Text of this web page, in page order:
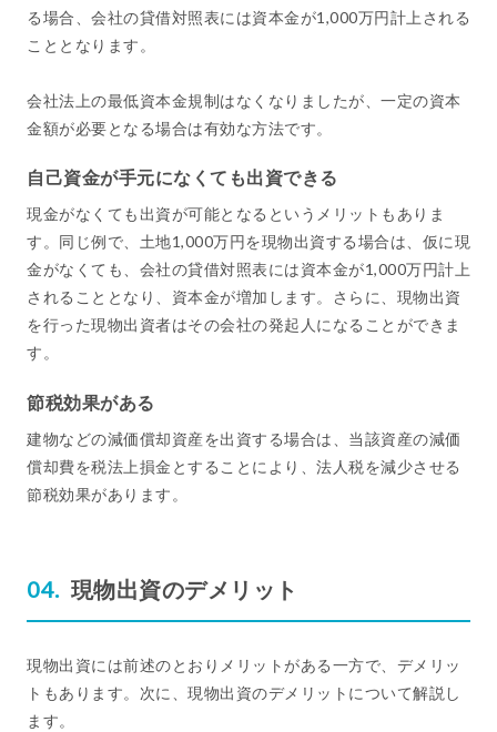
る場合、会社の貸借対照表には資本金が1,000万円計上される
こととなります。
会社法上の最低資本金規制はなくなりましたが、一定の資本
金額が必要となる場合は有効な方法です。
自己資金が手元になくても出資できる
現金がなくても出資が可能となるというメリットもありま
す。同じ例で、土地1,000万円を現物出資する場合は、仮に現
金がなくても、会社の貸借対照表には資本金が1,000万円計上
されることとなり、資本金が増加します。さらに、現物出資
を行った現物出資者はその会社の発起人になることができま
す。
節税効果がある
建物などの減価償却資産を出資する場合は、当該資産の減価
償却費を税法上損金とすることにより、法人税を減少させる
節税効果があります。
現物出資のデメリット
現物出資には前述のとおりメリットがある一方で、デメリッ
トもあります。次に、現物出資のデメリットについて解説し
ます。